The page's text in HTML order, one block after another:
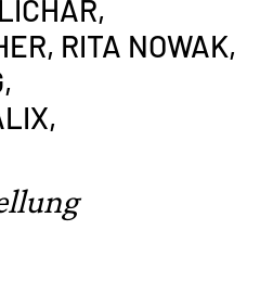
RITA NOWAK,